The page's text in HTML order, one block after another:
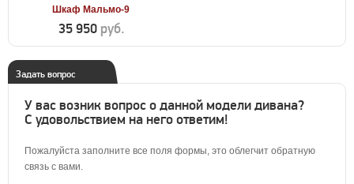
Шкаф Мальмо-9
35 950 руб.
Задать вопрос
У вас возник вопрос о данной модели дивана?
С удовольствием на него ответим!
Пожалуйста заполните все поля формы, это облегчит обратную
связь с вами.